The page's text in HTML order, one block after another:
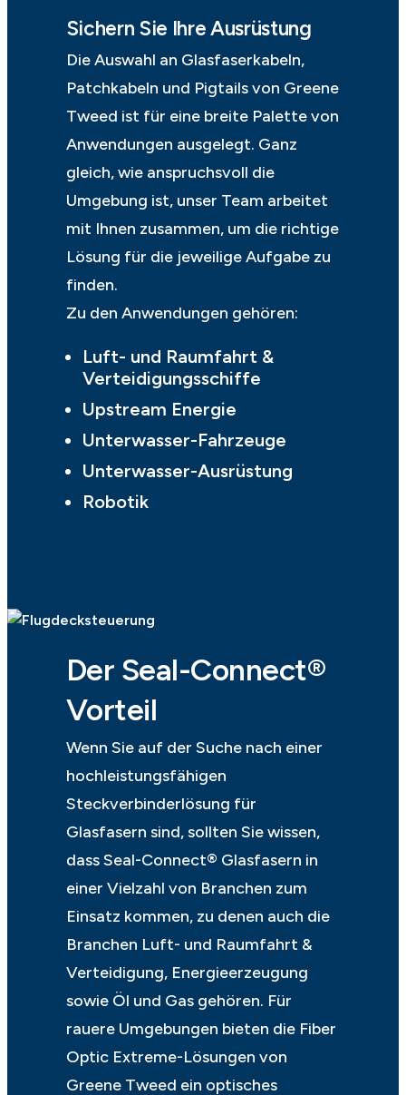
Sichern Sie Ihre Ausrüstung
Die Auswahl an Glasfaserkabeln,
Patchkabeln und Pigtails von Greene
Tweed ist für eine breite Palette von
Anwendungen ausgelegt. Ganz
gleich, wie anspruchsvoll die
Umgebung ist, unser Team arbeitet
mit Ihnen zusammen, um die richtige
Lösung für die jeweilige Aufgabe zu
finden.
Zu den Anwendungen gehören:
Luft- und Raumfahrt &
Verteidigungsschiffe
Upstream Energie
Unterwasser-Fahrzeuge
Unterwasser-Ausrüstung
Robotik
Der Seal-Connect®
Vorteil
Wenn Sie auf der Suche nach einer
hochleistungsfähigen
Steckverbinderlösung für
Glasfasern sind, sollten Sie wissen,
dass Seal-Connect® Glasfasern in
einer Vielzahl von Branchen zum
Einsatz kommen, zu denen auch die
Branchen Luft- und Raumfahrt &
Verteidigung, Energieerzeugung
sowie Öl und Gas gehören. Für
rauere Umgebungen bieten die Fiber
Optic Extreme-Lösungen von
Greene Tweed ein optisches